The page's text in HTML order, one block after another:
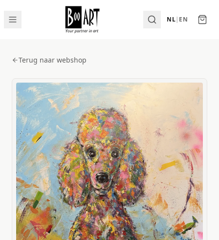
NL| EN
Terug naar webshop